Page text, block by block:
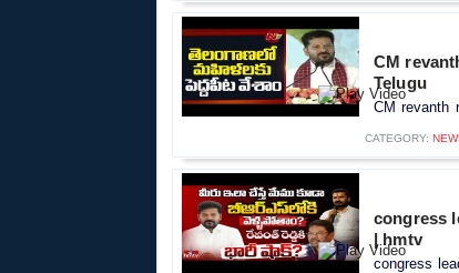
CM
Telugu
CM revanth
CATEGORY:
congress
| hmtv
congress